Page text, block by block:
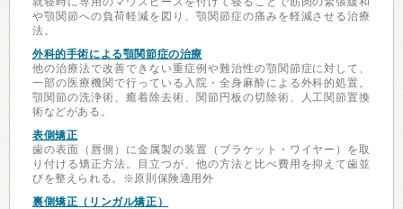
や顎関節への負荷軽減を図り、顎関節症の痛みを軽減させる治療
法。
外科的手術による顎関節症の治療
他の治療法で改善できない重症例や難治性の顎関節症に対して、
一部の医療機関で行っている入院・全身麻酔による外科的処置。
顎関節の洗浄術、癒着除去術、関節円板の切除術、人工関節置換
術などがある。
表側矯正
歯の表面（唇側）に金属製の装置（ブラケット・ワイヤー）を取
り付ける矯正方法。目立つが、他の方法と比べ費用を抑えて歯並
びを整えられる。※原則保険適用外
裏側矯正（リンガル矯正）